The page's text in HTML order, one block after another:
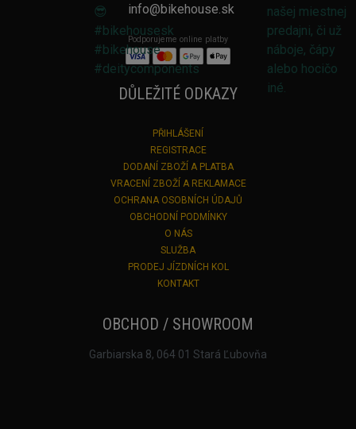
info@bikehouse.sk
Podporujeme online platby
DŮLEŽITÉ ODKAZY
PŘIHLÁŠENÍ
REGISTRACE
DODANÍ ZBOŽÍ A PLATBA
VRACENÍ ZBOŽÍ A REKLAMACE
OCHRANA OSOBNÍCH ÚDAJŮ
OBCHODNÍ PODMÍNKY
O NÁS
SLUŽBA
PRODEJ JÍZDNÍCH KOL
KONTAKT
OBCHOD / SHOWROOM
Garbiarska 8, 064 01 Stará Ľubovňa